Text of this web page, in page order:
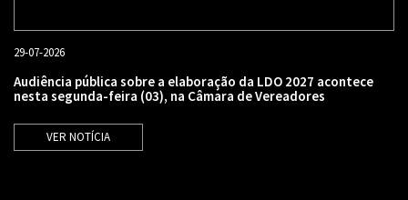
29-07-2026
Audiência pública sobre a elaboração da LDO 2027 acontece
nesta segunda-feira (03), na Câmara de Vereadores
VER NOTÍCIA